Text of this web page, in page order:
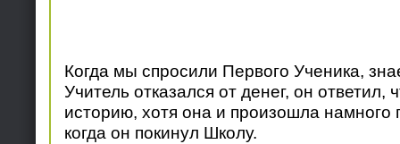
Когда мы спросили Первого Ученика,
Учитель отказался от денег, он ответил,
историю, хотя она и произошла намного
когда он покинул Школу.